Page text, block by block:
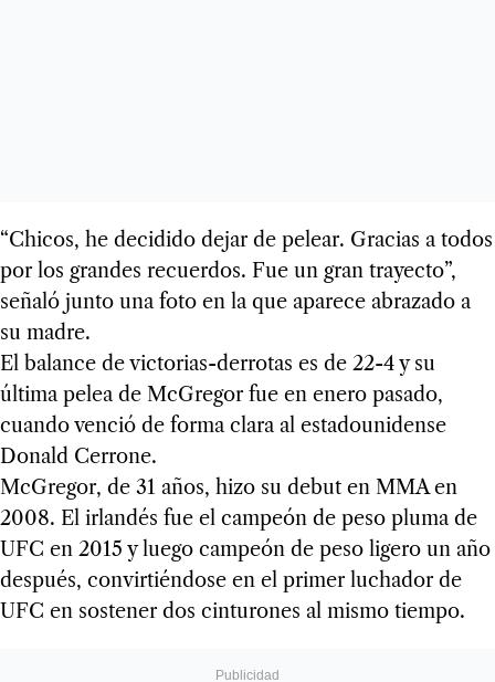
“Chicos, he decidido dejar de pelear. Gracias a todos
por los grandes recuerdos. Fue un gran trayecto”,
señaló junto una foto en la que aparece abrazado a
su madre.
El balance de victorias-derrotas es de 22-4 y su
última pelea de McGregor fue en enero pasado,
cuando venció de forma clara al estadounidense
Donald Cerrone.
McGregor, de 31 años, hizo su debut en MMA en
2008. El irlandés fue el campeón de peso pluma de
UFC en 2015 y luego campeón de peso ligero un año
después, convirtiéndose en el primer luchador de
UFC en sostener dos cinturones al mismo tiempo.